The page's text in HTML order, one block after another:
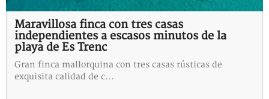
Maravillosa finca con tres casas
independientes a escasos minutos de la
playa de Es Trenc
Gran finca mallorquina con tres casas rústicas de
exquisita calidad de c...